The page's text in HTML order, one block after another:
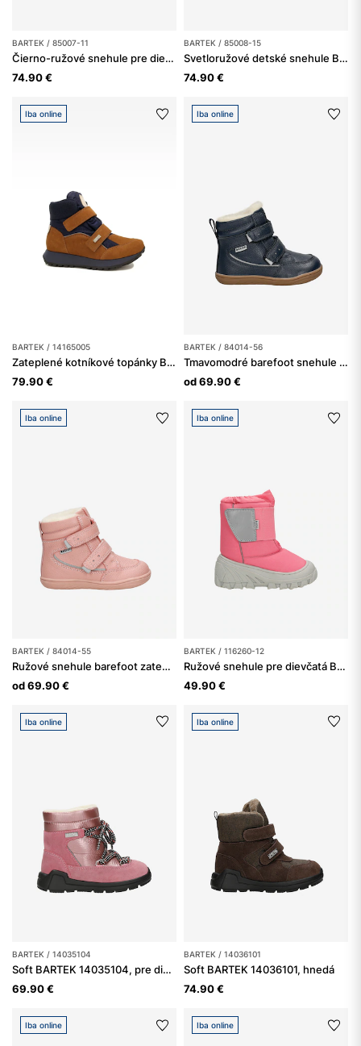
BARTEK / 85007-11
Čierno-ružové snehule pre dievčatá s ortaliónovou sárou BARTEK 85007-11
74.90 €
BARTEK / 85008-15
Svetloružové detské snehule BARTEK 85008-15
74.90 €
Iba online
BARTEK / 14165005
Zateplené kotníkové topánky BARTEK 14165005, hnedo-tmavomodré
79.90 €
Iba online
BARTEK / 84014-56
Tmavomodré barefoot snehule zateplené vlnou BARTEK 84014-56
od 69.90 €
Iba online
BARTEK / 84014-55
Ružové snehule barefoot zateplené vlnou BARTEK 84014-55
od 69.90 €
Iba online
BARTEK / 116260-12
Ružové snehule pre dievčatá BARTEK 116260-12
49.90 €
Iba online
BARTEK / 14035104
Soft BARTEK 14035104, pre dievčatá, ružové
69.90 €
Iba online
BARTEK / 14036101
Soft BARTEK 14036101, hnedá
74.90 €
Iba online Iba online